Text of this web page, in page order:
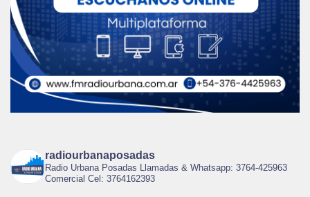
radiourbanaposadas
Radio Urbana Posadas Llamadas & Whatsapp: 3764-425963
Comercial Cel: 3764162393